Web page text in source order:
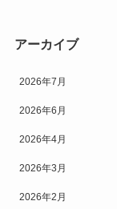
アーカイブ
2026年7月
2026年6月
2026年4月
2026年3月
2026年2月